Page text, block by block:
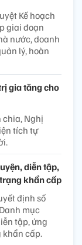
Kế hoạch
giai đoạn
nước, doanh
lý, hoàn
gia tăng cho
chia, Nghị
tích tự
diễn tập,
khẩn cấp
định số
mục
tập, ứng
khẩn cấp.